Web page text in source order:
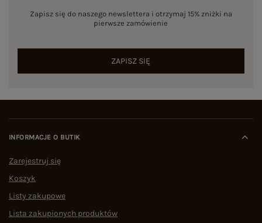
Zapisz się do naszego newslettera i otrzymaj 15% zniżki na
pierwsze zamówienie
ZAPISZ SIĘ
INFORMACJE O BUTIK
Zarejestruj się
Koszyk
Listy zakupowe
Lista zakupionych produktów